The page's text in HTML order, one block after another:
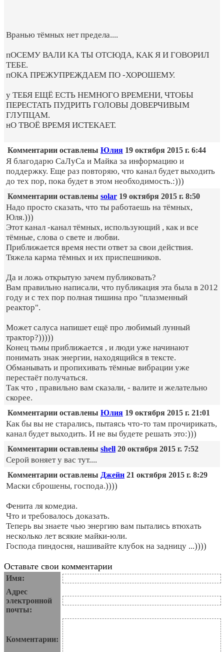
Вранью тёмных нет предела....
пОСЕМУ ВАЛИ КА ТЫ ОТСЮДА, КАК Я И ГОВОРИЛ
ТЕБЕ.
пОКА ПРЕЖУПРЕЖДАЕМ ПО -ХОРОШЕМУ.
у ТЕБЯ ЕЩЁ ЕСТЬ НЕМНОГО ВРЕМЕНИ, ЧТОБЫ
ПЕРЕСТАТЬ ПУДРИТЬ ГОЛОВЫ ДОВЕРЧИВЫМ
ГЛУПЦАМ.
нО ТВОЁ ВРЕМЯ ИСТЕКАЕТ.
Комментарии оставлены Юлия 19 октября 2015 г. 6:44
Я благодарю СаЛуСа и Майка за информацию и
поддержку. Еще раз повторяю, что канал будет выходить
до тех пор, пока будет в этом необходимость.:)))
Комментарии оставлены solar 19 октября 2015 г. 8:50
Надо просто сказать, что ты работаешь на тёмных,
Юля.)))
Этот канал -канал тёмных, использующий , как и все
тёмные, слова о свете и любви.
Приближается время нести ответ за свои действия.
Тяжела карма тёмных и их приспешников.
Да и ложь открытую зачем публиковать?
Вам правильно написали, что публикация эта была в 2012
году и с тех пор полная тишина про "плазменный
реактор".
Может салуса напишет ещё про любимый лунный
трактор?)))))
Конец тьмы приближается , и люди уже начинают
понимать знак энергии, находящийся в тексте.
Обманывать и пропихивать тёмные вибрации уже
перестаёт получаться.
Так что , правильно вам сказали, - валите и желательно
скорее.
Комментарии оставлены Юлия 19 октября 2015 г. 21:01
Как бы вы не старались, пытаясь что-то там прочирикать,
канал будет выходить. И не вы будете решать это:)))
Комментарии оставлены shell 20 октября 2015 г. 7:52
Серой воняет у вас тут....
Комментарии оставлены Джейн 21 октября 2015 г. 8:29
Маски сброшены, господа.))))
Фенита ля комедиа.
Что и требовалось доказать.
Теперь вы знаете чью энергию вам пытались втюхать
несколько лет всякие майки-юли.
Господа пиндосня, нашивайте клубок на задницу ...))))
Оставьте свои комментарии
Имя:
Адрес
электронной
почты:
Комментарии: